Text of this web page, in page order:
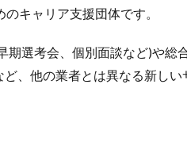
キャリア支援団体です。
選考会、個別面談など)や総
、他の業者とは異なる新し